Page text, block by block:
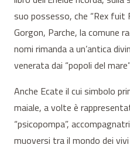
suo possesso, che “Rex fuit
Gorgon, Parche, la comune
nomi rimanda a un’antica
venerata dai “popoli del
Anche Ecate il cui simbolo
maiale, a volte è
“psicopompa”,
muoversi tra il mondo dei